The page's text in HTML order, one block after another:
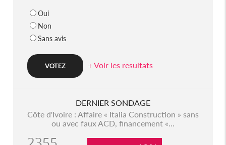
Oui
Non
Sans avis
+ Voir les resultats
DERNIER SONDAGE
Côte d'Ivoire : Affaire « Italia Construction » sans
ou avec faux ACD, financement «...